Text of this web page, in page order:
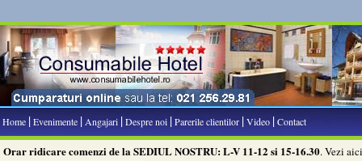
Home|Evenimente| Angajari|Despre noi|Parerile clientilor|Video|Contact
Orar ridicare comenzi de la SEDIUL NOSTRU: L-V 11-12 si 15-16.30. Vezi